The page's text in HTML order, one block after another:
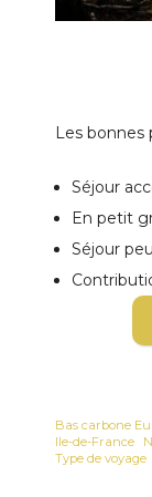
Les bonnes
Séjour
En petit
Séjour
Bas carbone
Ile-de-France
Type de voyage